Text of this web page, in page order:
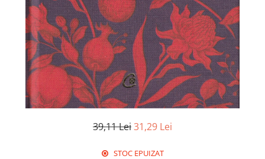
39,11 Lei31,29 Lei
STOC EPUIZAT